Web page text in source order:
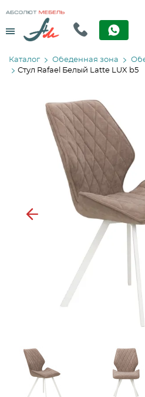
Menu
Каталог Обеденная зона
Стул Rafael Белый Latte LUX b5
Previous